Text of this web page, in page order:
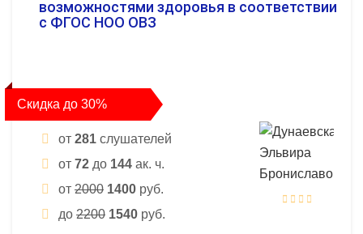
возможностями здоровья в соответствии
с ФГОС НОО ОВЗ
Скидка до 30%
от 281 слушателей
от 72 до 144 ак. ч.
от 2000 1400 руб.
до 2200 1540 руб.